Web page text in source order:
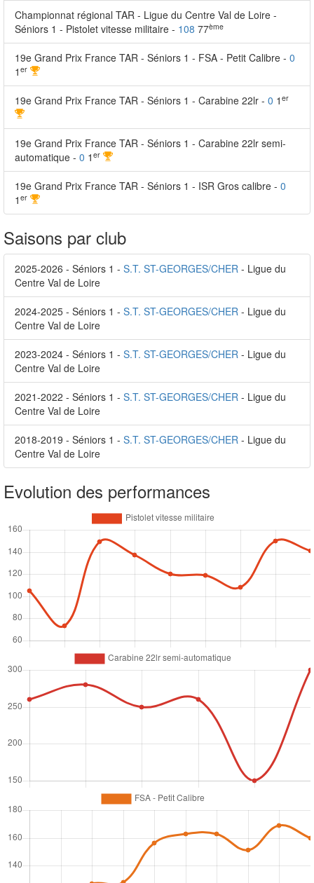
Championnat régional TAR - Ligue du Centre Val de Loire -
Séniors 1 - Pistolet vitesse militaire - 108 77ème
19e Grand Prix France TAR - Séniors 1 - FSA - Petit Calibre - 0
1 er
19e Grand Prix France TAR - Séniors 1 - Carabine 22lr - 0 1 er
19e Grand Prix France TAR - Séniors 1 - Carabine 22lr semi-
automatique - 0 1 er
19e Grand Prix France TAR - Séniors 1 - ISR Gros calibre - 0
1 er
Saisons par club
2025-2026 - Séniors 1 - S.T. ST-GEORGES/CHER - Ligue du
Centre Val de Loire
2024-2025 - Séniors 1 - S.T. ST-GEORGES/CHER - Ligue du
Centre Val de Loire
2023-2024 - Séniors 1 - S.T. ST-GEORGES/CHER - Ligue du
Centre Val de Loire
2021-2022 - Séniors 1 - S.T. ST-GEORGES/CHER - Ligue du
Centre Val de Loire
2018-2019 - Séniors 1 - S.T. ST-GEORGES/CHER - Ligue du
Centre Val de Loire
Evolution des performances